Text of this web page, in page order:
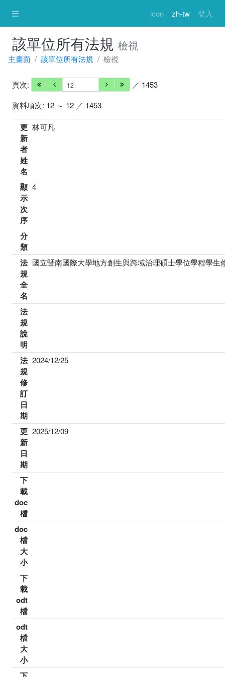
icon zh-tw 登入
該單位所有法規 檢視
主畫面 該單位所有法規 檢視
頁次:
／ 1453
資料項次: 12 ～ 12 ／ 1453
更
新
者
姓
名
林可凡
顯
示
次
序
4
分
類
法
規
全
名
國立暨南國際大學地方創生與跨域治理碩士學位學程學生
法
規
說
明
法
規
修
訂
日
期
2024/12/25
更
新
日
期
2025/12/09
下
載
doc
檔
doc
檔
大
小
下
載
odt
檔
odt
檔
大
小